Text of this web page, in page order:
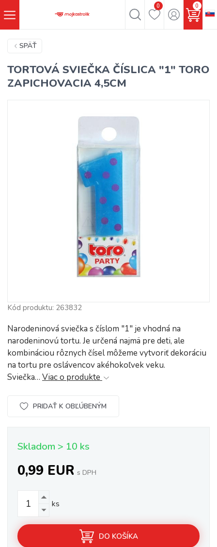
0 0
SPÄŤ
TORTOVÁ SVIEČKA ČÍSLICA "1" TORO
ZAPICHOVACIA 4,5CM
Kód produktu: 263832
Narodeninová sviečka s číslom "1" je vhodná na
narodeninovú tortu. Je určená najmä pre deti, ale
kombináciou rôznych čísel môžeme vytvoriť dekoráciu
na tortu pre oslávencov akéhokoľvek veku.
Sviečka… Viac o produkte
PRIDAŤ K OBĽÚBENÝM
Skladom > 10 ks
0,99 EUR s DPH
ks
DO KOŠÍKA